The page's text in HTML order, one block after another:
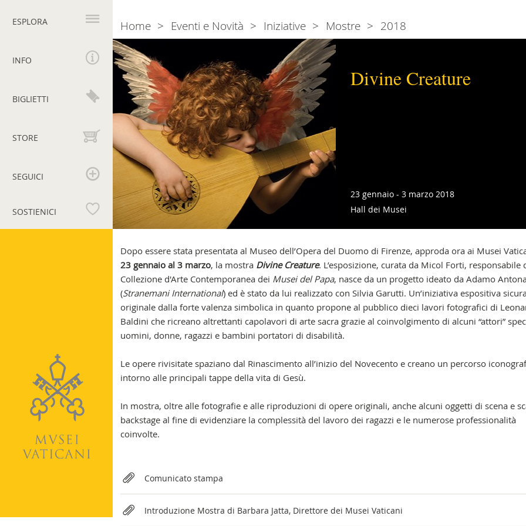
principale
ESPLORA
INFO
BIGLIETTI
STORE
SEGUICI
SOSTIENICI
Divine
Creature
Divine Creature
23 gennaio - 3 marzo 2018
Hall dei Musei
Dopo essere stata presentata al Museo dell’Opera del Duomo di Firenze, approda ora ai Musei
23 gennaio al 3 marzo, la mostra Divine Creature. L’esposizione, curata da Micol Forti, responsabile
Collezione d'Arte Contemporanea dei Musei del Papa, nasce da un progetto ideato da Adamo
(Stranemani International) ed è stato da lui realizzato con Silvia Garutti. Un’iniziativa espositiva
originale dalla forte valenza simbolica in quanto propone al pubblico dieci lavori fotografici di
Baldini che ricreano altrettanti capolavori di arte sacra grazie al coinvolgimento di alcuni “attori”
uomini, donne, ragazzi e bambini portatori di disabilità.
Le opere rivisitate spaziano dal Rinascimento all’inizio del Novecento e creano un percorso
intorno alle principali tappe della vita di Gesù.
In mostra, oltre alle fotografie e alle riproduzioni di opere originali, anche alcuni oggetti di scena e
backstage al fine di evidenziare la complessità del lavoro dei ragazzi e le numerose professionalità
coinvolte.
RelatedsComunicato stampa
Introduzione Mostra di Barbara Jatta, Direttore dei Musei Vaticani
Breadcrumb
Home Eventi e Novità Iniziative Mostre 2018